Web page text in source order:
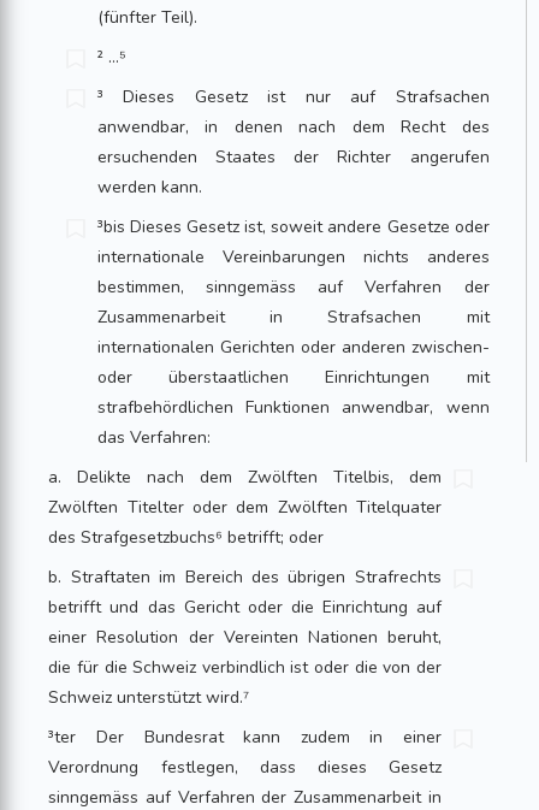
(fünfter Teil).
² ...⁵
³ Dieses Gesetz ist nur auf Strafsachen
anwendbar, in denen nach dem Recht des
ersuchenden Staates der Richter angerufen
werden kann.
³bis Dieses Gesetz ist, soweit andere Gesetze oder
internationale Vereinbarungen nichts anderes
bestimmen, sinngemäss auf Verfahren der
Zusammenarbeit in Strafsachen mit
internationalen Gerichten oder anderen zwischen-
oder überstaatlichen Einrichtungen mit
strafbehördlichen Funktionen anwendbar, wenn
das Verfahren:
a. Delikte nach dem Zwölften Titelbis, dem
Zwölften Titelter oder dem Zwölften Titelquater
des Strafgesetzbuchs⁶ betrifft; oder
b. Straftaten im Bereich des übrigen Strafrechts
betrifft und das Gericht oder die Einrichtung auf
einer Resolution der Vereinten Nationen beruht,
die für die Schweiz verbindlich ist oder die von der
Schweiz unterstützt wird.⁷
³ter Der Bundesrat kann zudem in einer
Verordnung festlegen, dass dieses Gesetz
sinngemäss auf Verfahren der Zusammenarbeit in